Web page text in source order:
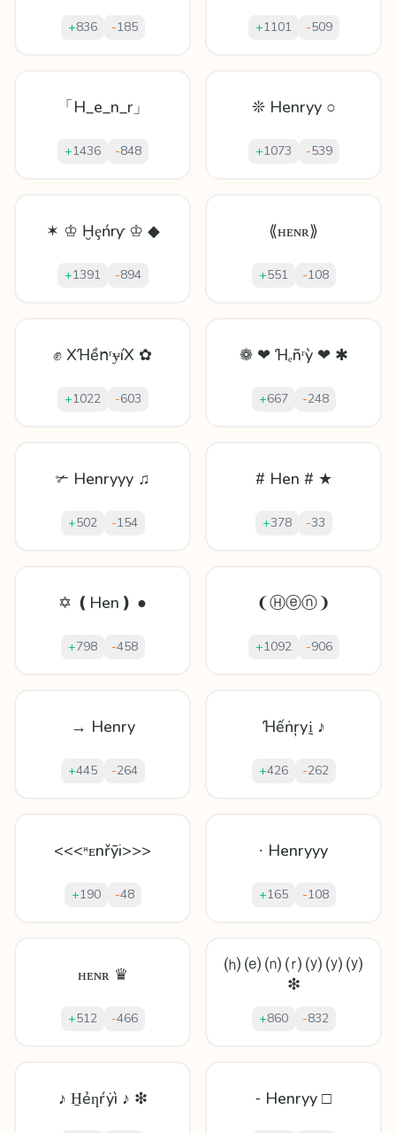
+836 -185 +1101 -509
「H_e_n_r」
+1436 -848
❊ Henryy ○
+1073 -539
✶ ♔ Ḫȩńrƴ ♔ ◆
+1391 -894
⟪ʜᴇɴʀ⟫
+551 -108
✊ XꞪềոʳɏíX ✿
+1022 -603
❁ ❤ Ɦₑñʳỳ ❤ ✱
+667 -248
✃ Henryyy ♫
+502 -154
# Hen # ★
+378 -33
✡ ❪Hen❫ ●
+798 -458
❨Ⓗⓔⓝ❩
+1092 -906
→ Henry
+445 -264
Ɦếṅŗуḭ ♪
+426 -262
<<<ᵸᴇnřȳі>>>
+190 -48
∙ Henryyy
+165 -108
ʜᴇɴʀ ♛
+512 -466
⒣ ⒠ ⒩ ⒭ ⒴ ⒴ ⒴
❇
+860 -832
♪ H̱ẻƞŕẏì ♪ ❇ ⁃ Henryy □